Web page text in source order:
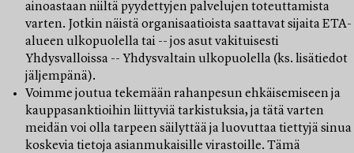
ainoastaan niiltä pyydettyjen palvelujen toteuttamista
varten. Jotkin näistä organisaatioista saattavat sijaita ETA-
alueen ulkopuolella tai -- jos asut vakituisesti
Yhdysvalloissa -- Yhdysvaltain ulkopuolella (ks. lisätiedot
jäljempänä).
Voimme joutua tekemään rahanpesun ehkäisemiseen ja
kauppasanktioihin liittyviä tarkistuksia, ja tätä varten
meidän voi olla tarpeen säilyttää ja luovuttaa tiettyjä sinua
koskevia tietoja asianmukaisille virastoille. Tämä